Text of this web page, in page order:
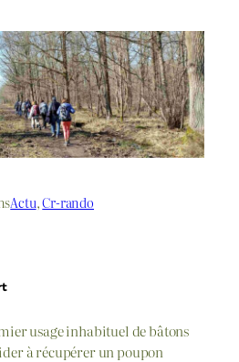
Actu, Cr-rando
usage inhabituel de bâtons
à récupérer un poupon